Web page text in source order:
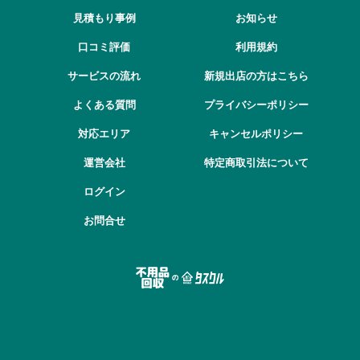
見積もり事例
口コミ評価
サービスの流れ
よくある質問
対応エリア
運営会社
ログイン
お問合せ
お知らせ
利用規約
新規出店の方はこちら
プライバシーポリシー
キャンセルポリシー
特定商取引法について